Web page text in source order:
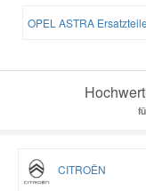
OPEL ASTRA Ersatzteile
CITROËN